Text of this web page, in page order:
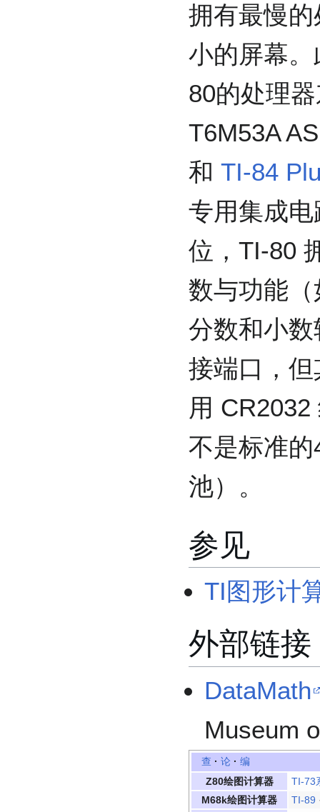
拥有最慢
小的屏幕
80的处理
T6M53A
和 TI-84
专用集成
位，TI-80
数与功能
分数和小
接端口，
用
不是标准
池）。
参见
TI图形计
外部链接
DataMath
Museum
查 · 论 · 编
Z80绘图计算器
TI-73
M68k绘图计算器
TI-89